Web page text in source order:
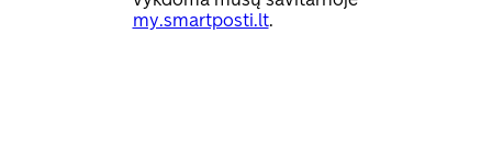
my.smartposti.lt.